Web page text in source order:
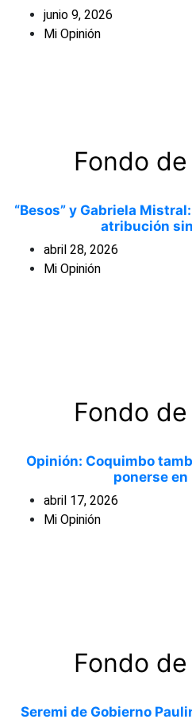
junio 9, 2026
Mi Opinión
Fondo
“Besos” y Gabriela
atribución
abril 28, 2026
Mi Opinión
Fondo
Opinión: Coquimbo
ponerse en
abril 17, 2026
Mi Opinión
Fondo
Seremi de Gobierno